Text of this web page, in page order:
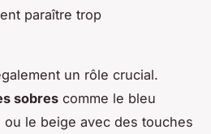
paraître trop
un rôle crucial.
sobres comme le bleu
ou le beige avec des touches